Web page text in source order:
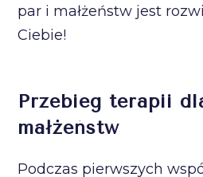
par i małżeństw jest
Ciebie!
Przebieg terapii
małżeństw
Podczas pierwszych